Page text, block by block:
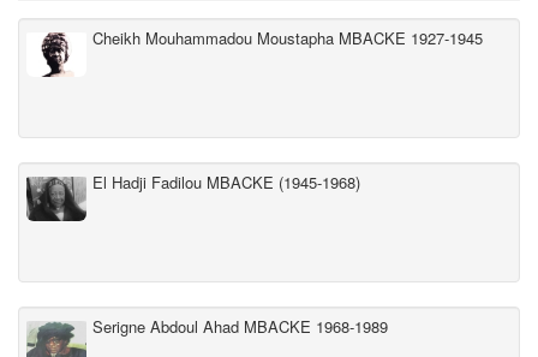
Cheikh Mouhammadou Moustapha MBACKE 1927-1945
El Hadji Fadilou MBACKE (1945-1968)
Serigne Abdoul Ahad MBACKE 1968-1989